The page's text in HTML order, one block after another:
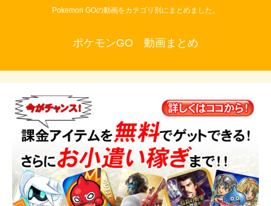
Pokemon GOの動画をカテゴリ別にまとめました。
ポケモンGO 動画まとめ